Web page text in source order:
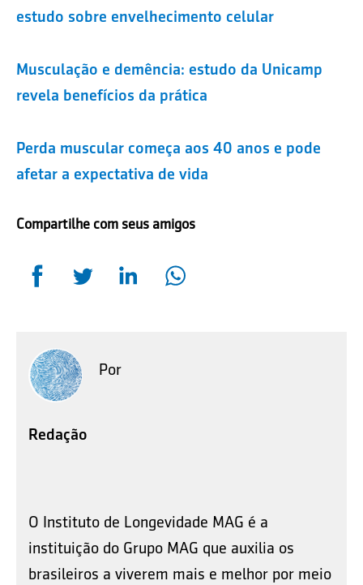
estudo sobre envelhecimento celular
Musculação e demência: estudo da Unicamp
revela benefícios da prática
Perda muscular começa aos 40 anos e pode
afetar a expectativa de vida
Compartilhe com seus amigos
Por
Redação
O Instituto de Longevidade MAG é a
instituição do Grupo MAG que auxilia os
brasileiros a viverem mais e melhor por meio